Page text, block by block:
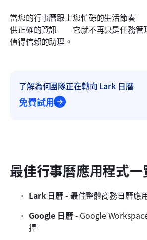
當您的行事曆跟上您忙碌的生活節奏
供正確的資訊——它就不再只是任務管
值得信賴的助理。
了解為何團隊正在轉向 Lark 日曆
免費試用
最佳行事曆應用程式一
Lark 日曆 - 最佳整體商務日曆應
Google 日曆 - Google
擇